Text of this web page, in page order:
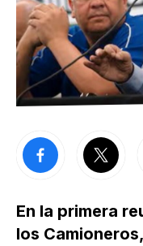
En la primera
los